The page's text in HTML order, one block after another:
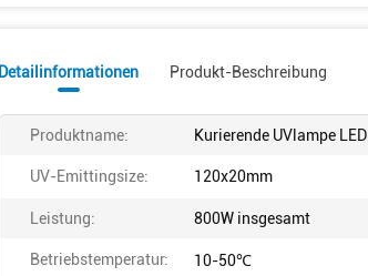
Detailinformationen Produkt-Beschreibung
Produktname: Kurierende UVlampe LED
UV-Emittingsize: 120x20mm
Leistung: 800W insgesamt
Betriebstemperatur: 10-50℃